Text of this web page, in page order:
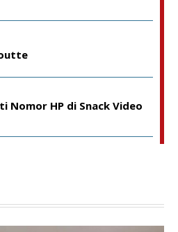
Nomor HP di Snack Video